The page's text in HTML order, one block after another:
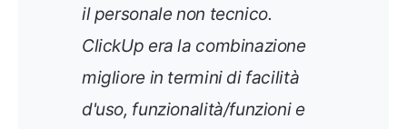
il personale non tecnico.
ClickUp era la combinazione
migliore in termini di facilità
d'uso, funzionalità/funzioni e